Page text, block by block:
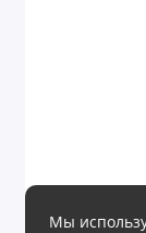
Мы